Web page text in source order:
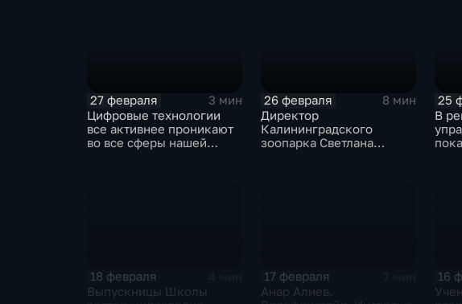
27 февраля
3 мин
Цифровые технологии
все активнее проникают
во все сферы нашей
26 февраля
8 мин
Директор
Калининградского
зоопарка Светлана
25
В
18 февраля
Выпускницы Школы
17 февраля
Анар Алиев.
16